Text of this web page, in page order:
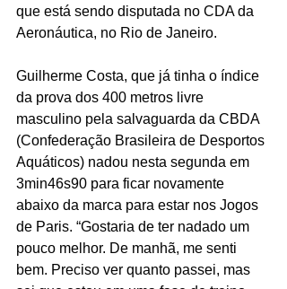
que está sendo disputada no CDA da
Aeronáutica, no Rio de Janeiro.
Guilherme Costa, que já tinha o índice
da prova dos 400 metros livre
masculino pela salvaguarda da CBDA
(Confederação Brasileira de Desportos
Aquáticos) nadou nesta segunda em
3min46s90 para ficar novamente
abaixo da marca para estar nos Jogos
de Paris. “Gostaria de ter nadado um
pouco melhor. De manhã, me senti
bem. Preciso ver quanto passei, mas